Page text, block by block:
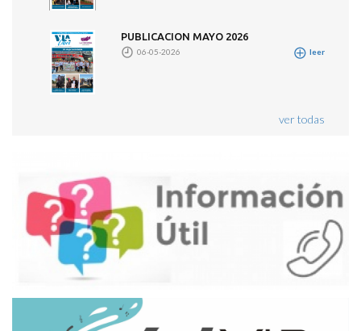
PUBLICACION MAYO 2026
06-05-2026 leer
ver todas